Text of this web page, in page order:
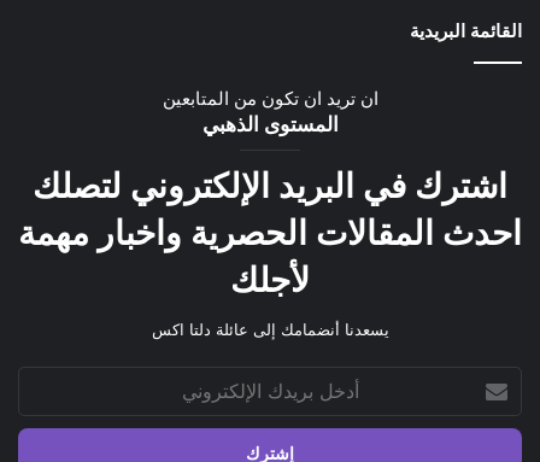
القائمة البريدية
ان تريد ان تكون من المتابعين
المستوى الذهبي
اشترك في البريد الإلكتروني لتصلك
احدث المقالات الحصرية واخبار مهمة
لأجلك
يسعدنا أنضمامك إلى عائلة دلتا اكس
بريدك
الإلكتروني